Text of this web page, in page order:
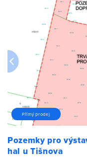
Přímý prodej
Pozemky pro
hal u Tišnova